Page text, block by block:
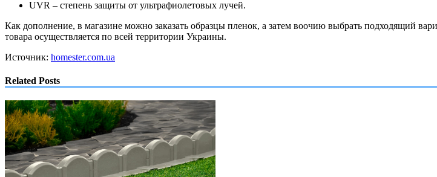
UVR – степень защиты от ультрафиолетовых лучей.
Как дополнение, в магазине можно заказать образцы пленок, а затем воочию выбрать подходящий
товара осуществляется по всей территории Украины.
Источник: homester.com.ua
Related Posts